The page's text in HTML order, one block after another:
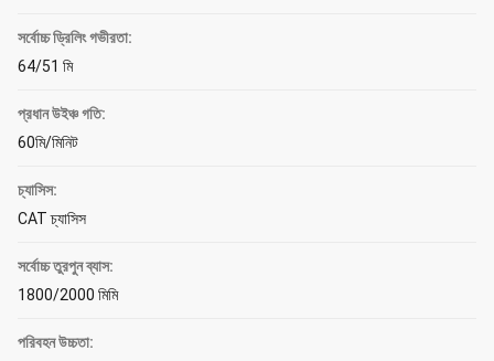
সর্বোচ্চ ড্রিলিং গভীরতা:
64/51 মি
প্রধান উইঞ্চ গতি:
60মি/মিনিট
চ্যাসিস:
CAT চ্যাসিস
সর্বোচ্চ তুরপুন ব্যাস:
1800/2000 মিমি
পরিবহন উচ্চতা: